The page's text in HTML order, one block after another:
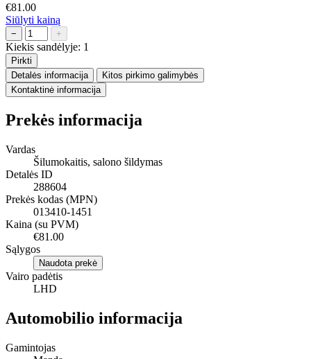
€81.00
Siūlyti kainą
− +
Kiekis sandėlyje: 1
Pirkti
Detalės informacija
Kitos pirkimo galimybės
Kontaktinė informacija
Prekės informacija
Vardas
Šilumokaitis, salono šildymas
Detalės ID
288604
Prekės kodas (MPN)
013410-1451
Kaina (su PVM)
€81.00
Sąlygos
Naudota prekė
Vairo padėtis
LHD
Automobilio informacija
Gamintojas